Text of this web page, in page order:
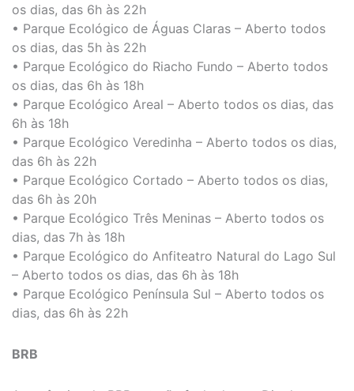
os dias, das 6h às 22h
• Parque Ecológico de Águas Claras – Aberto todos
os dias, das 5h às 22h
• Parque Ecológico do Riacho Fundo – Aberto todos
os dias, das 6h às 18h
• Parque Ecológico Areal – Aberto todos os dias, das
6h às 18h
• Parque Ecológico Veredinha – Aberto todos os dias,
das 6h às 22h
• Parque Ecológico Cortado – Aberto todos os dias,
das 6h às 20h
• Parque Ecológico Três Meninas – Aberto todos os
dias, das 7h às 18h
• Parque Ecológico do Anfiteatro Natural do Lago Sul
– Aberto todos os dias, das 6h às 18h
• Parque Ecológico Península Sul – Aberto todos os
dias, das 6h às 22h
BRB